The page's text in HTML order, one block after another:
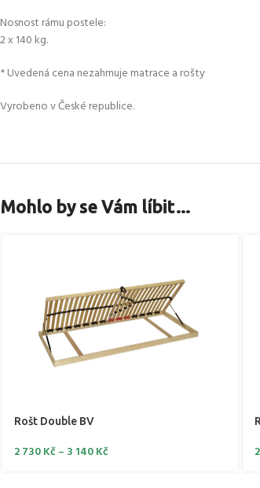
Nosnost rámu postele:
2 x 140 kg.
* Uvedená cena nezahrnuje matrace a rošty
Vyrobeno v České republice.
Mohlo by se Vám líbit…
Rošt Double BV
2 730Kč– 3 140Kč